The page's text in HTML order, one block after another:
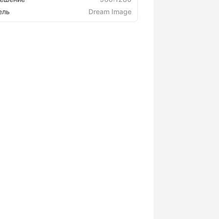
Dream Image